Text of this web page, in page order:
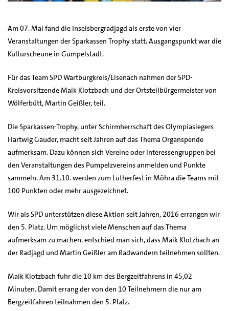
Am 07. Mai fand die Inselsbergradjagd als erste von vier
Veranstaltungen der Sparkassen Trophy statt. Ausgangspunkt war die
Kulturscheune in Gumpelstadt.
Für das Team SPD Wartburgkreis/Eisenach nahmen der SPD-
Kreisvorsitzende Maik Klotzbach und der Ortsteilbürgermeister von
Wölferbütt, Martin Geißler, teil.
Die Sparkassen-Trophy, unter Schirmherrschaft des Olympiasiegers
Hartwig Gauder, macht seit Jahren auf das Thema Organspende
aufmerksam. Dazu können sich Vereine oder Interessengruppen bei
den Veranstaltungen des Pumpelzvereins anmelden und Punkte
sammeln. Am 31.10. werden zum Lutherfest in Möhra die Teams mit
100 Punkten oder mehr ausgezeichnet.
Wir als SPD unterstützen diese Aktion seit Jahren, 2016 errangen wir
den 5. Platz. Um möglichst viele Menschen auf das Thema
aufmerksam zu machen, entschied man sich, dass Maik Klotzbach an
der Radjagd und Martin Geißler am Radwandern teilnehmen sollten.
Maik Klotzbach fuhr die 10 km des Bergzeitfahrens in 45,02
Minuten. Damit errang der von den 10 Teilnehmern die nur am
Bergzeitfahren teilnahmen den 5. Platz.